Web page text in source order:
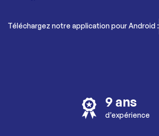
Téléchargez notre application pour Android :
9 ans
d’expérience